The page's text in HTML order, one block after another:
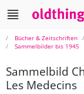
Bücher & Zeitschriften
Sammelbilder bis 1945
Sammelbild
Les Medecins